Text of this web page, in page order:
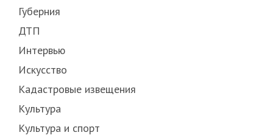
Губерния
ДТП
Интервью
Искусство
Кадастровые извещения
Культура
Культура и спорт